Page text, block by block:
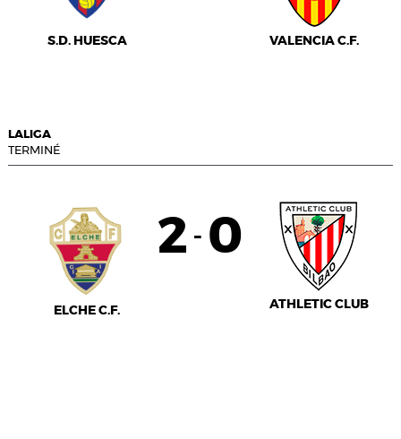
S.D. HUESCA VALENCIA C.F.
LALIGA
TERMINÉ
ELCHE C.F.
2 - 0
ATHLETIC CLUB